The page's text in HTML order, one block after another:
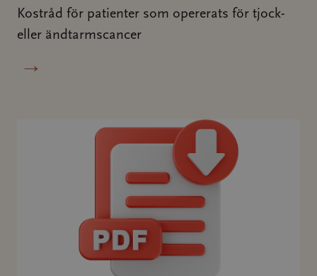
Kostråd för patienter som opererats för tjock-
eller ändtarmscancer
→